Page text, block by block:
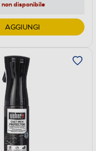
non disponibile
AGGIUNGI